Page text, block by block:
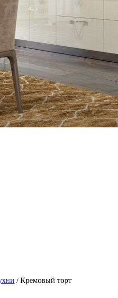
/ Кремовый торт